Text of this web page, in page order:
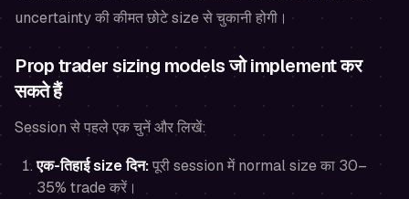
uncertainty की कीमत छोटे size से चुकानी होगी।
Prop trader sizing models जो implement कर
सकते हैं
Session से पहले एक चुनें और लिखें:
एक-तिहाई size दिन:पूरी session में normal size का 30–
35% trade करें।